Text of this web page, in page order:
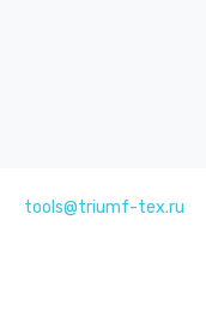
tools@triumf-tex.ru